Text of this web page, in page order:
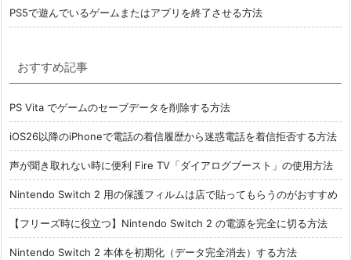
PS5で遊んでいるゲームまたはアプリを終了させる方法
おすすめ記事
PS Vita でゲームのセーブデータを削除する方法
iOS26以降のiPhoneで電話の着信履歴から迷惑電話を着信拒否する方法
声が聞き取れない時に便利 Fire TV「ダイアログブースト」の使用方法
Nintendo Switch 2 用の保護フィルムは店で貼ってもらうのがおすすめ
【フリーズ時に役立つ】Nintendo Switch 2 の電源を完全に切る方法
Nintendo Switch 2 本体を初期化（データ完全消去）する方法